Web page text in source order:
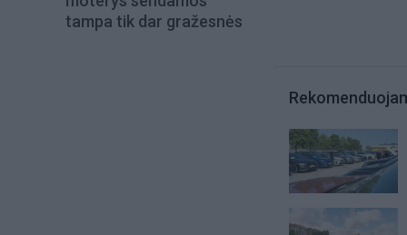
tampa tik dar gražesnės